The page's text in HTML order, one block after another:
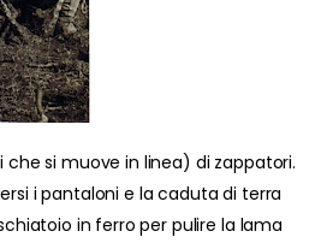
si muove in linea) di zappatori.
i pantaloni e la caduta di terra
in ferro per pulire la lama